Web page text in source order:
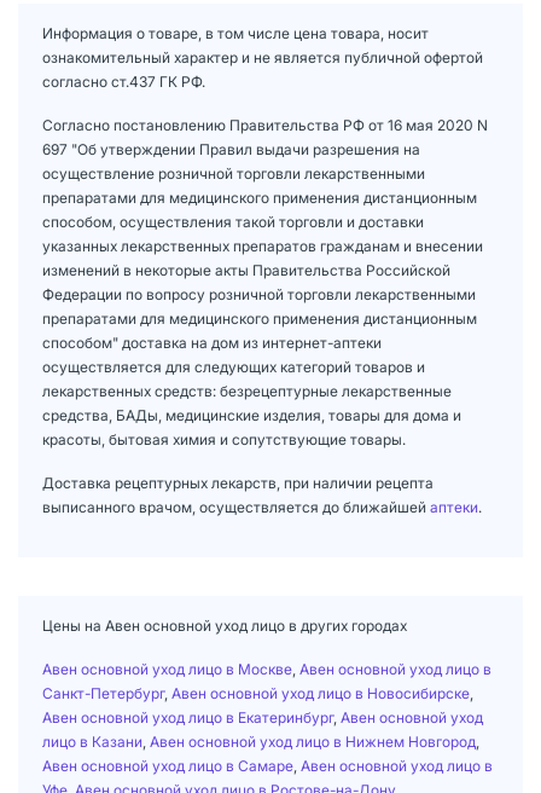
Информация о товаре, в том числе цена товара, носит
ознакомительный характер и не является публичной офертой
согласно ст.437 ГК РФ.
Согласно постановлению Правительства РФ от 16 мая 2020 N
697 "Об утверждении Правил выдачи разрешения на
осуществление розничной торговли лекарственными
препаратами для медицинского применения дистанционным
способом, осуществления такой торговли и доставки
указанных лекарственных препаратов гражданам и внесении
изменений в некоторые акты Правительства Российской
Федерации по вопросу розничной торговли лекарственными
препаратами для медицинского применения дистанционным
способом" доставка на дом из интернет-аптеки
осуществляется для следующих категорий товаров и
лекарственных средств: безрецептурные лекарственные
средства, БАДы, медицинские изделия, товары для дома и
красоты, бытовая химия и сопутствующие товары.
Доставка рецептурных лекарств, при наличии рецепта
выписанного врачом, осуществляется до ближайшей аптеки.
Цены на Авен основной уход лицо в других городах
Авен основной уход лицо в Москве Авен основной уход лицо в
Санкт-Петербург, Авен основной уход лицо в Новосибирске
Авен основной уход лицо в Екатеринбург, Авен основной уход
лицо в Казани Авен основной уход лицо в Нижнем Новгород
Авен основной уход лицо в Самаре Авен основной уход лицо в